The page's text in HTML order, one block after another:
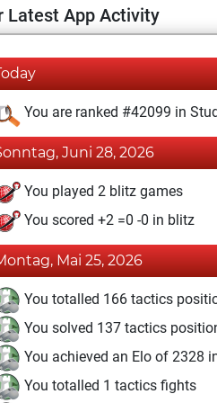
Latest App Activity
You are ranked #42099 in
Juni 28, 2026
You played 2 blitz games
You scored +2 =0 -0 in blitz
Mai 25, 2026
You totalled 166 tactics
You solved 137 tactics
You achieved an Elo of 2328
You totalled 1 tactics fights